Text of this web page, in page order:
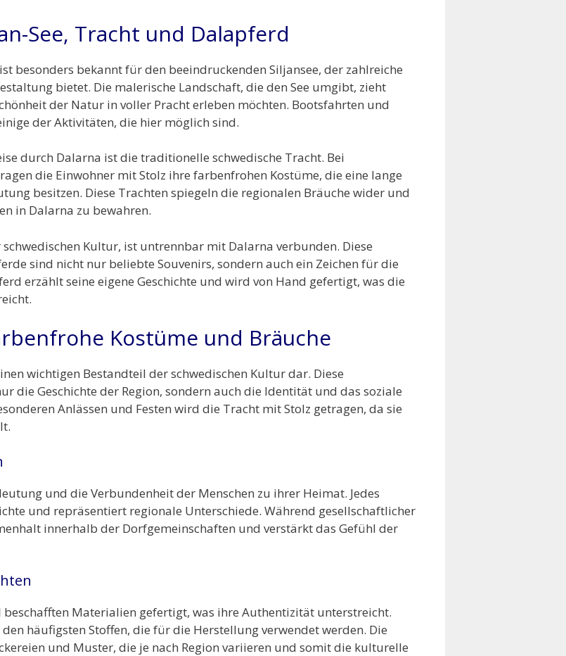
See, Tracht und Dalapferd
besonders bekannt für den beeindruckenden Siljansee, der zahlreiche
bietet. Die malerische Landschaft, die den See umgibt, zieht
der Natur in voller Pracht erleben möchten. Bootsfahrten und
der Aktivitäten, die hier möglich sind.
durch Dalarna ist die traditionelle schwedische Tracht. Bei
die Einwohner mit Stolz ihre farbenfrohen Kostüme, die eine lange
besitzen. Diese Trachten spiegeln die regionalen Bräuche wider und
in Dalarna zu bewahren.
Kultur, ist untrennbar mit Dalarna verbunden. Diese
sind nicht nur beliebte Souvenirs, sondern auch ein Zeichen für die
erzählt seine eigene Geschichte und wird von Hand gefertigt, was die
Kostüme und Bräuche
wichtigen Bestandteil der schwedischen Kultur dar. Diese
die Geschichte der Region, sondern auch die Identität und das soziale
Anlässen und Festen wird die Tracht mit Stolz getragen, da sie
und die Verbundenheit der Menschen zu ihrer Heimat. Jedes
und repräsentiert regionale Unterschiede. Während gesellschaftlicher
innerhalb der Dorfgemeinschaften und verstärkt das Gefühl der
Materialien gefertigt, was ihre Authentizität unterstreicht.
häufigsten Stoffen, die für die Herstellung verwendet werden. Die
und Muster, die je nach Region variieren und somit die kulturelle